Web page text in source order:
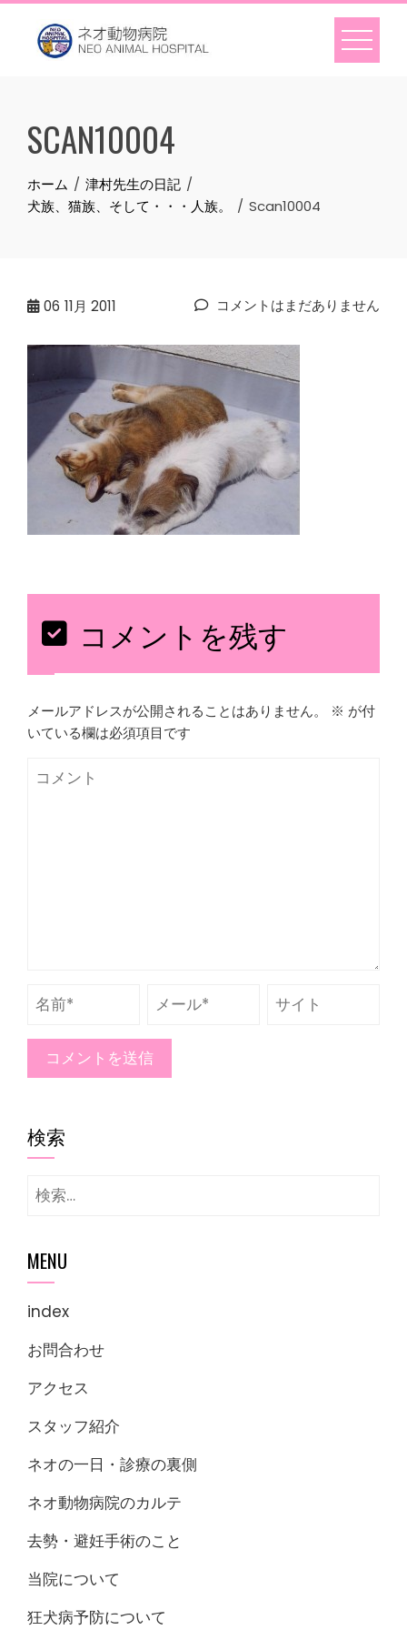
Skip
content
SCAN10004
ホーム
津村先生の日記
犬族、猫族、そして・・・人族。
Scan10004
06 11月 2011 コメントはまだありません
コメントを残す
メールアドレスが公開されることはありません。 ※ が付
いている欄は必須項目です
検索
検
MENU
index
お問合わせ
アクセス
スタッフ紹介
ネオの一日・診療の裏側
ネオ動物病院のカルテ
去勢・避妊手術のこと
当院について
狂犬病予防について